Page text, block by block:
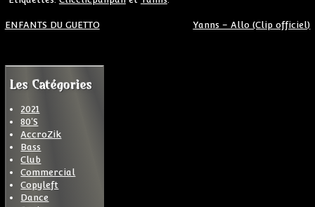
Navigation de l’article
ENFANTS DU GUETTO Yanns – Allo (Clip officiel)
Les Catégories
2021
80'S
AccroZik
Bass
Club
Commercial
Copyleft
Dance